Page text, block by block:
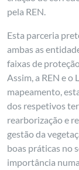
pela REN.
Esta parceria
ambas as
faixas de
Assim, a REN e
mapeamento,
dos respetivos
rearborização e
gestão da
boas práticas no
importância